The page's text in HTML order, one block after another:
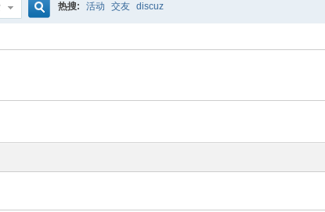
热搜: 活动 交友 discuz